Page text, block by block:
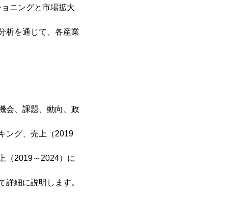
ニングと市場拡大
析を通じて、各産業
会、課題、動向、政
ング、売上（2019
（2019～2024）に
細に説明します。